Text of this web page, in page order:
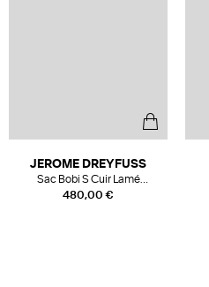
480,00 €
JEROME DREYFUSS
Sac Bobi S Cuir Lamé
Champagne